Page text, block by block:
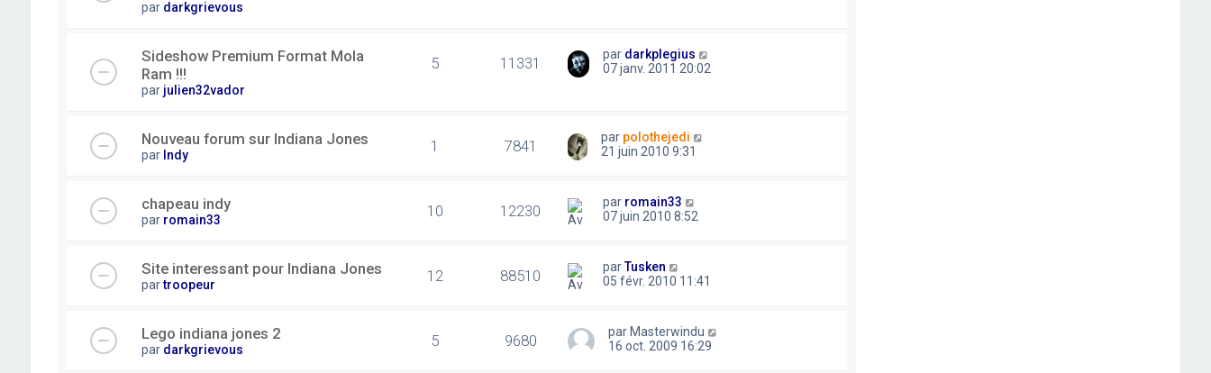
par darkgrievous
Sideshow Premium Format Mola
Ram !!!
par julien32vador
5 11331 par darkplegius
07 janv. 2011 20:02
Nouveau forum sur Indiana Jones
par Indy 1 7841 par polothejedi
21 juin 2010 9:31
chapeau indy
par romain33 10 12230 par romain33
07 juin 2010 8:52
Site interessant pour Indiana Jones
partroopeur 12 88510 parTusken
05 févr. 2010 11:41
Lego indiana jones 2
par darkgrievous 5 9680 parMasterwindu
16 oct. 2009 16:29